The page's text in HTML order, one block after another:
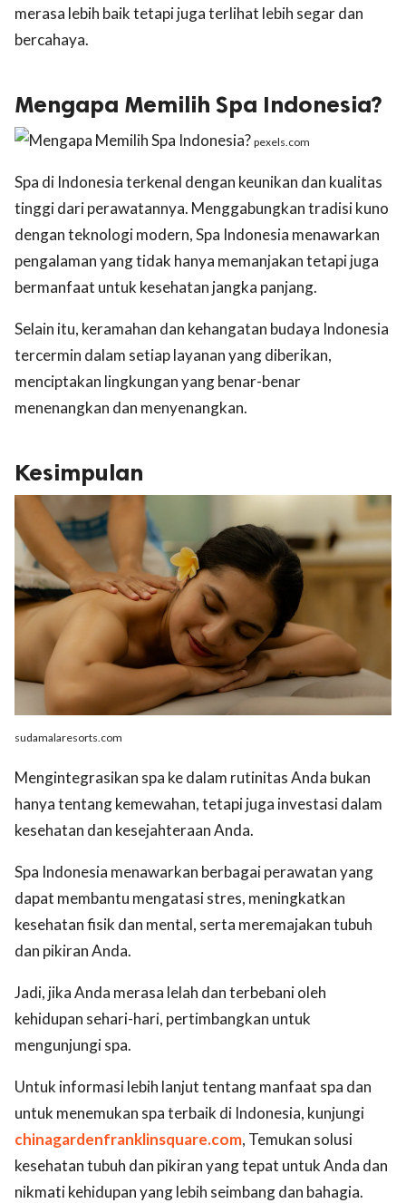
merasa lebih baik tetapi juga terlihat lebih segar dan
bercahaya.
Mengapa Memilih Spa Indonesia?
pexels.com
Spa di Indonesia terkenal dengan keunikan dan kualitas
tinggi dari perawatannya. Menggabungkan tradisi kuno
dengan teknologi modern, Spa Indonesia menawarkan
pengalaman yang tidak hanya memanjakan tetapi juga
bermanfaat untuk kesehatan jangka panjang.
Selain itu, keramahan dan kehangatan budaya Indonesia
tercermin dalam setiap layanan yang diberikan,
menciptakan lingkungan yang benar-benar
menenangkan dan menyenangkan.
Kesimpulan
sudamalaresorts.com
Mengintegrasikan spa ke dalam rutinitas Anda bukan
hanya tentang kemewahan, tetapi juga investasi dalam
kesehatan dan kesejahteraan Anda.
Spa Indonesia menawarkan berbagai perawatan yang
dapat membantu mengatasi stres, meningkatkan
kesehatan fisik dan mental, serta meremajakan tubuh
dan pikiran Anda.
Jadi, jika Anda merasa lelah dan terbebani oleh
kehidupan sehari-hari, pertimbangkan untuk
mengunjungi spa.
Untuk informasi lebih lanjut tentang manfaat spa dan
untuk menemukan spa terbaik di Indonesia, kunjungi
chinagardenfranklinsquare.com, Temukan solusi
kesehatan tubuh dan pikiran yang tepat untuk Anda dan
nikmati kehidupan yang lebih seimbang dan bahagia.